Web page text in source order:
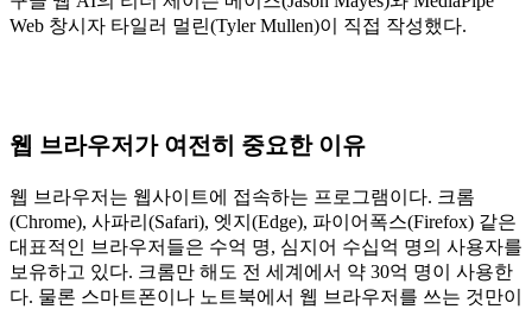
Web 창시자 타일러 멀린(Tyler Mullen)이 직접 작성했다.
웹 브라우저가 여전히 중요한 이유
웹 브라우저는 웹사이트에 접속하는 프로그램이다. 크롬
(Chrome), 사파리(Safari), 엣지(Edge), 파이어폭스(Firefox) 같은
대표적인 브라우저들은 수억 명, 심지어 수십억 명의 사용자를
보유하고 있다. 크롬만 해도 전 세계에서 약 30억 명이 사용한
다. 물론 스마트폰이나 노트북에서 웹 브라우저를 쓰는 것만이